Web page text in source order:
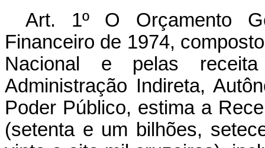
Art. 1º O Orçamento
Financeiro de 1974,
Nacional e pelas
Administração Indireta,
Poder Público, estima a
(setenta e um bilhões,